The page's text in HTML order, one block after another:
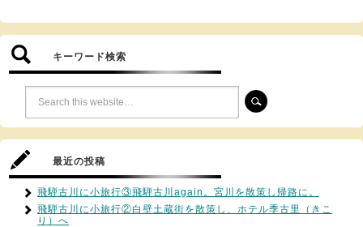
キーワード検索
最近の投稿
飛騨古川に小旅行③飛騨古川again。宮川を散策し帰路に。
飛騨古川に小旅行②白壁土蔵街を散策し、ホテル季古里（きこ
り）へ